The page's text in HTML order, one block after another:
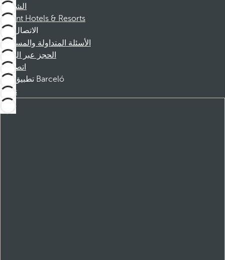
الشركاء
Dorint Hotels & Resorts
الاتصال
الأسئلة المتداولة والمساعدة
الحجز عبر الهاتف
اتصل بنا
تطبيق Barceló
تنزيل